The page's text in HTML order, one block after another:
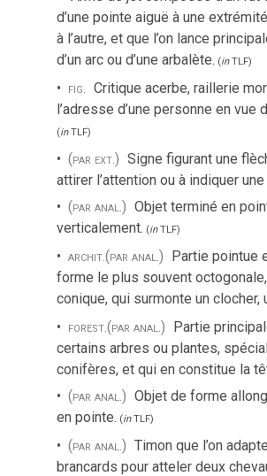
d’une pointe aiguë à une
à l’autre, et que l’on lance
d’un arc ou d’une arbalète. (inTLF)
fig. Critique acerbe, raillerie
l’adresse d’une personne en vue
(inTLF)
(par ext.) Signe figurant une
attirer l’attention ou à indiquer
(par anal.) Objet terminé en
verticalement. (inTLF)
archit.(par anal.) Partie pointue
forme le plus souvent
conique, qui surmonte un clocher,
forest.(par anal.) Partie
certains arbres ou plantes,
conifères, et qui en constitue la
(par anal.) Objet de forme
en pointe. (inTLF)
(par anal.) Timon que l’on
brancards pour atteler deux